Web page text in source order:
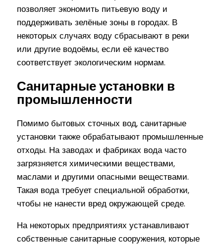
позволяет экономить питьевую воду и
поддерживать зелёные зоны в городах. В
некоторых случаях воду сбрасывают в реки
или другие водоёмы, если её качество
соответствует экологическим нормам.
Санитарные установки в
промышленности
Помимо бытовых сточных вод, санитарные
установки также обрабатывают промышленные
отходы. На заводах и фабриках вода часто
загрязняется химическими веществами,
маслами и другими опасными веществами.
Такая вода требует специальной обработки,
чтобы не нанести вред окружающей среде.
На некоторых предприятиях устанавливают
собственные санитарные сооружения, которые